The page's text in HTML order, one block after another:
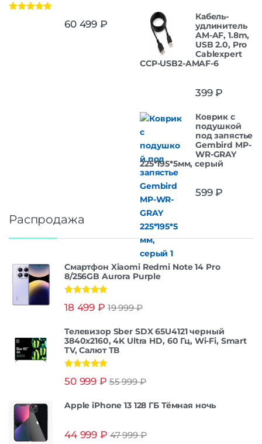
60 499 ₽
Кабель-
удлинитель
AM-AF, 1.8m,
USB 2.0, Pro
Cablexpert
CCP-USB2-AMAF-6
399₽
Коврик с
подушкой
под запястье
Gembird MP-
WR-GRAY
225*195*5мм, серый
599₽
Распродажа
Смартфон Xiaomi Redmi Note 14 Pro
8/256GB Aurora Purple
из 5
18 499 ₽ 19 999₽
Телевизор Sber SDX 65U4121 черный
3840x2160, 4K Ultra HD, 60 Гц, Wi-Fi, Smart
TV, Салют ТВ
из 5
50 999 ₽ 55 999₽
Apple iPhone 13 128 ГБ Тёмная ночь
44 999 ₽ 47 999₽